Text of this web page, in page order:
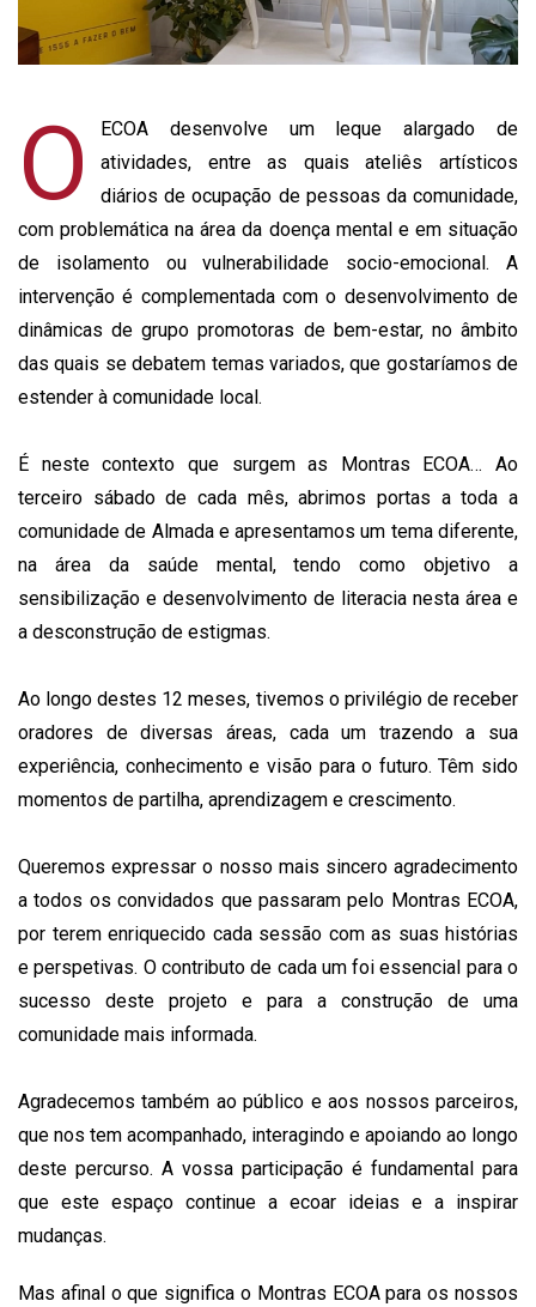
O
ECOA desenvolve um leque alargado de
atividades, entre as quais ateliês artísticos
diários de ocupação de pessoas da comunidade,
com problemática na área da doença mental e em situação
de isolamento ou vulnerabilidade socio-emocional. A
intervenção é complementada com o desenvolvimento de
dinâmicas de grupo promotoras de bem-estar, no âmbito
das quais se debatem temas variados, que gostaríamos de
estender à comunidade local.
É neste contexto que surgem as Montras ECOA… Ao
terceiro sábado de cada mês, abrimos portas a toda a
comunidade de Almada e apresentamos um tema diferente,
na área da saúde mental, tendo como objetivo a
sensibilização e desenvolvimento de literacia nesta área e
a desconstrução de estigmas.
Ao longo destes 12 meses, tivemos o privilégio de receber
oradores de diversas áreas, cada um trazendo a sua
experiência, conhecimento e visão para o futuro. Têm sido
momentos de partilha, aprendizagem e crescimento.
Queremos expressar o nosso mais sincero agradecimento
a todos os convidados que passaram pelo Montras ECOA,
por terem enriquecido cada sessão com as suas histórias
e perspetivas. O contributo de cada um foi essencial para o
sucesso deste projeto e para a construção de uma
comunidade mais informada.
Agradecemos também ao público e aos nossos parceiros,
que nos tem acompanhado, interagindo e apoiando ao longo
deste percurso. A vossa participação é fundamental para
que este espaço continue a ecoar ideias e a inspirar
mudanças.
Mas afinal o que significa o Montras ECOA para os nossos